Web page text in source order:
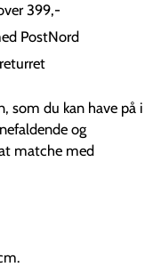
399,-
PostNord
som du kan have på i
og
matche med